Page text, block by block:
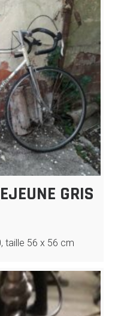
GRIS
taille 56 x 56 cm